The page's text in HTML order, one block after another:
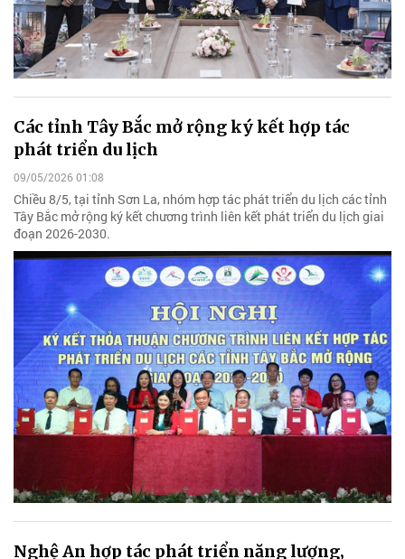
Các tỉnh Tây Bắc mở rộng ký kết hợp tác
phát triển du lịch
09/05/2026 01:08
Chiều 8/5, tại tỉnh Sơn La, nhóm hợp tác phát triển du lịch các tỉnh
Tây Bắc mở rộng ký kết chương trình liên kết phát triển du lịch giai
đoạn 2026-2030.
Nghệ An hợp tác phát triển năng lượng,